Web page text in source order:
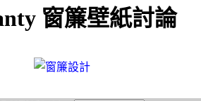
窗簾壁紙討論